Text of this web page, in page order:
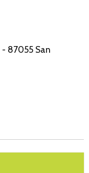
- 87055 San